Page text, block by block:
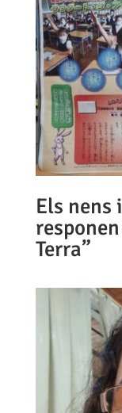
Els nens
Terra”